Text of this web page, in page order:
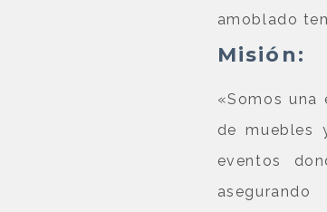
amoblado
Misión:
«Somos una
de muebles
eventos